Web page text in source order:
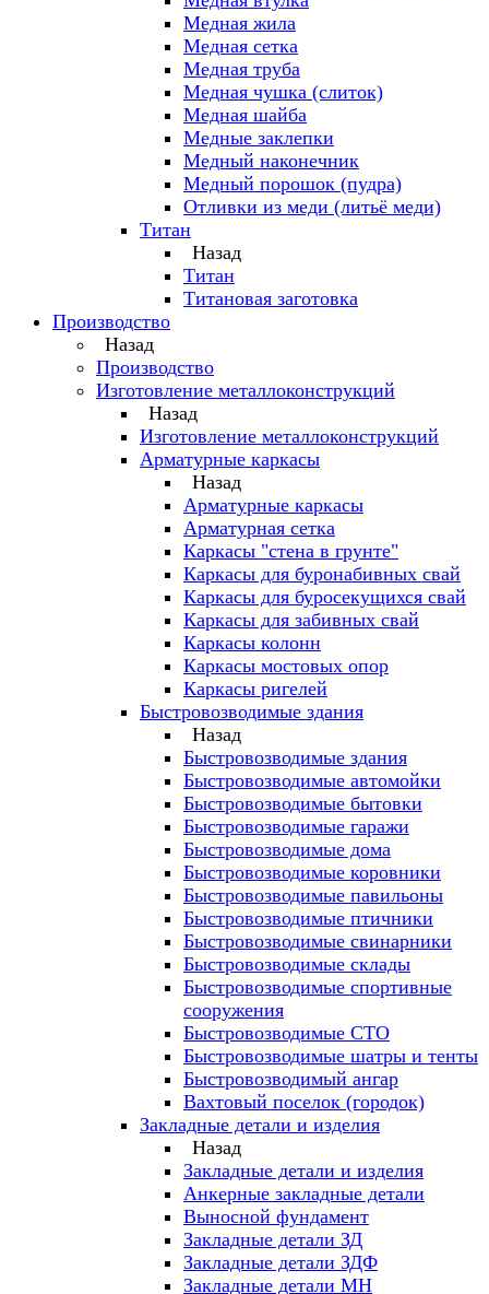
Медная жила
Медная сетка
Медная труба
Медная чушка (слиток)
Медная шайба
Медные заклепки
Медный наконечник
Медный порошок (пудра)
Отливки из меди (литьё меди)
Титан
Назад
Титан
Титановая заготовка
Производство
Назад
Производство
Изготовление металлоконструкций
Назад
Изготовление металлоконструкций
Арматурные каркасы
Назад
Арматурные каркасы
Арматурная сетка
Каркасы "стена в грунте"
Каркасы для буронабивных свай
Каркасы для буросекущихся свай
Каркасы для забивных свай
Каркасы колонн
Каркасы мостовых опор
Каркасы ригелей
Быстровозводимые здания
Назад
Быстровозводимые здания
Быстровозводимые автомойки
Быстровозводимые бытовки
Быстровозводимые гаражи
Быстровозводимые дома
Быстровозводимые коровники
Быстровозводимые павильоны
Быстровозводимые птичники
Быстровозводимые свинарники
Быстровозводимые склады
Быстровозводимые спортивные
сооружения
Быстровозводимые СТО
Быстровозводимые шатры и тенты
Быстровозводимый ангар
Вахтовый поселок (городок)
Закладные детали и изделия
Назад
Закладные детали и изделия
Анкерные закладные детали
Выносной фундамент
Закладные детали ЗД
Закладные детали ЗДФ
Закладные детали МН